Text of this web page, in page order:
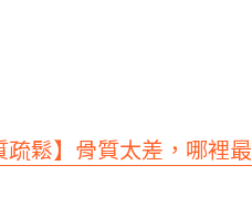
疏鬆】骨質太差，哪裡最